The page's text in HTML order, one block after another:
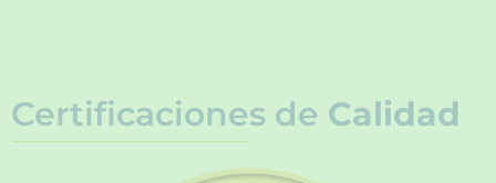
Certificaciones de Calidad